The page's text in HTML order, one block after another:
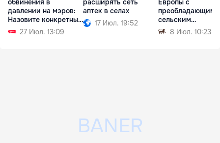
обвинения в
давлении на мэров:
Назовите конкретные
случаи27 Июл. 13:09
расширять сеть
аптек в селах
17 Июл. 19:52
Европы с
преобладающим
сельским
населением
8 Июл. 10:23